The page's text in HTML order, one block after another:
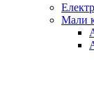
Мали